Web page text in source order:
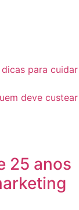
para cuidar
deve custear
25 anos